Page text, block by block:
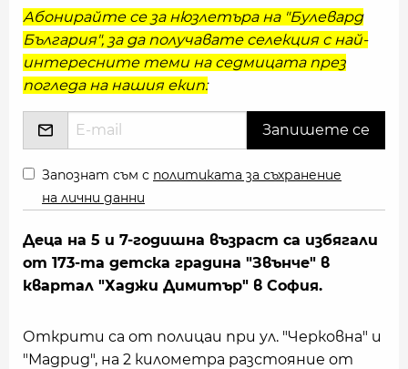
Абонирайте се за нюзлетъра на "Булевард
България", за да получавате селекция с най-
интересните теми на седмицата през
погледа на нашия екип:
Запознат съм с политиката за съхранение
на лични данни
Деца на 5 и 7-годишна възраст са избягали
от 173-та детска градина "Звънче" в
квартал "Хаджи Димитър" в София.
Открити са от полицаи при ул. "Черковна" и
"Мадрид", на 2 километра разстояние от